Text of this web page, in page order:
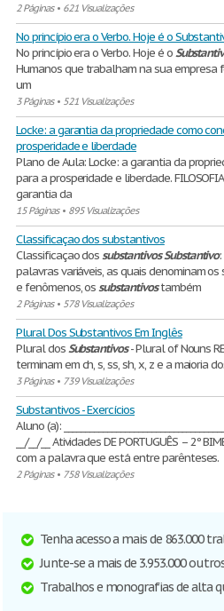
2 Páginas• 621 Visualizações
No princípio era o Verbo. Hoje é o
No princípio era o Verbo. Hoje é o
Humanos que trabalham na sua empresa
um
3 Páginas• 521 Visualizações
Locke: a garantia da propriedade como
prosperidade e liberdade
Plano de Aula: Locke: a garantia da
para a prosperidade e liberdade. FILOSOFIA
garantia da
15 Páginas• 895 Visualizações
Classificaçao dos substantivos
Classificaçao dossubstantivosSubstantivo
palavras variáveis, as quais denominam
e fenômenos, ossubstantivostambém
2 Páginas• 578 Visualizações
Plural Dos Substantivos Em Inglês
Plural dosSubstantivos- Plural of Nouns
terminam em ch, s, ss, sh, x, z e a maioria
3 Páginas• 739 Visualizações
Substantivos - Exercícios
Aluno (a):
__/__/__ Atividades DE PORTUGUÊS – 2º
com a palavra que está entre parênteses.
2 Páginas• 758 Visualizações
Tenha acesso a mais de 863.000
Junte-se a mais de 3.953.000
Trabalhos e monografias de alta